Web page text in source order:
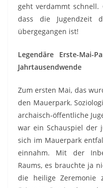
geht verdammt
dass die Jugendzeit
übergegangen ist!
Legendäre Erste-
Jahrtausendwende
Zum ersten Mai, das
den Mauerpark.
archaisch-öffentliche
war ein Schauspiel der
sich im Mauerpark
einnahm. Mit der
Raums, es brauchte ja
die heilige Zeremonie